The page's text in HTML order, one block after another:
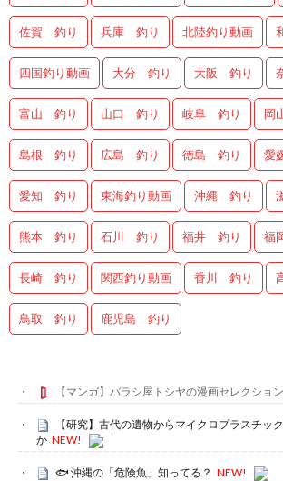
佐賀 釣り 兵庫 釣り 北陸釣り動画
四国釣り動画 大分 釣り 大阪 釣り
富山 釣り 山口 釣り 岐阜 釣り 岡
島根 釣り 広島 釣り 徳島 釣り 愛
愛知 釣り 東海釣り動画 沖縄 釣り
熊本 釣り 石川 釣り 福井 釣り 福
長崎 釣り 関西釣り動画 香川 釣り
鳥取 釣り 鹿児島 釣り
【マンガ】バラシ屋トシヤの漫画セレクション
【研究】古代の遺物からマイクロプラスチッ
か NEW!
🐟 沖縄の「危険魚」知ってる？ NEW!